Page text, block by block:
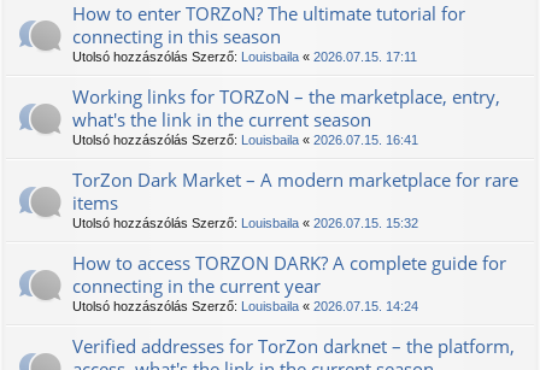
How to enter TORZoN? The ultimate tutorial for
connecting in this season
Utolsó hozzászólás Szerző: Louisbaila « 2026.07.15. 17:11
Working links for TORZoN – the marketplace, entry,
what's the link in the current season
Utolsó hozzászólás Szerző: Louisbaila « 2026.07.15. 16:41
TorZon Dark Market – A modern marketplace for rare
items
Utolsó hozzászólás Szerző: Louisbaila « 2026.07.15. 15:32
How to access TORZON DARK? A complete guide for
connecting in the current year
Utolsó hozzászólás Szerző: Louisbaila « 2026.07.15. 14:24
Verified addresses for TorZon darknet – the platform,